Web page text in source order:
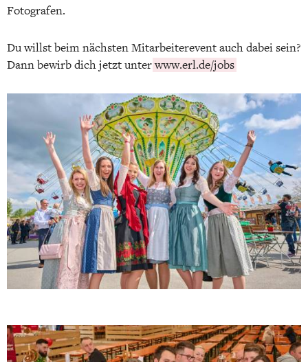
Fotografen.
Du willst beim nächsten Mitarbeiterevent auch dabei sein?
Dann bewirb dich jetzt unterwww.erl.de/jobs